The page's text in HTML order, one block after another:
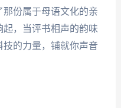
份属于母语文化的亲
，当评书相声的韵味
的力量，铺就你声音